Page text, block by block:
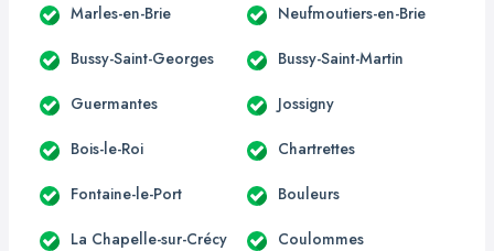
Marles-en-Brie Neufmoutiers-en-Brie
Bussy-Saint-Georges Bussy-Saint-Martin
Guermantes Jossigny
Bois-le-Roi Chartrettes
Fontaine-le-Port Bouleurs
La Chapelle-sur-Crécy Coulommes